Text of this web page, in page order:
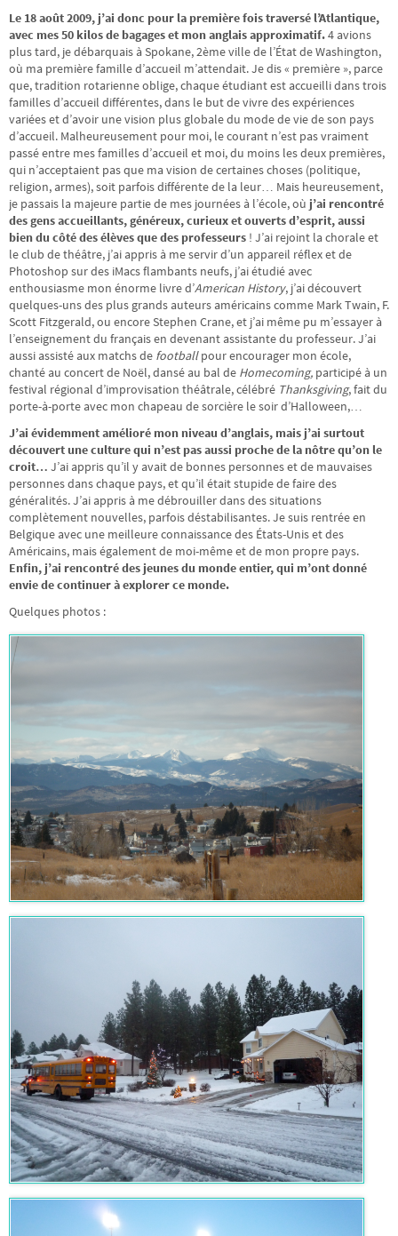
Le 18 août 2009, j’ai donc pour la première fois traversé l’Atlantique,
avec mes 50 kilos de bagages et mon anglais approximatif.4 avions
plus tard, je débarquais à Spokane, 2ème ville de l’État de Washington,
où ma première famille d’accueil m’attendait. Je dis « première », parce
que, tradition rotarienne oblige, chaque étudiant est accueilli dans trois
familles d’accueil différentes, dans le but de vivre des expériences
variées et d’avoir une vision plus globale du mode de vie de son pays
d’accueil. Malheureusement pour moi, le courant n’est pas vraiment
passé entre mes familles d’accueil et moi, du moins les deux premières,
qui n’acceptaient pas que ma vision de certaines choses (politique,
religion, armes), soit parfois différente de la leur… Mais heureusement,
je passais la majeure partie de mes journées à l’école, où j’ai rencontré
des gens accueillants, généreux, curieux et ouverts d’esprit, aussi
bien du côté des élèves que des professeurs ! J’ai rejoint la chorale et
le club de théâtre, j’ai appris à me servir d’un appareil réflex et de
Photoshop sur des iMacs flambants neufs, j’ai étudié avec
enthousiasme mon énorme livre d’American History, j’ai découvert
quelques-uns des plus grands auteurs américains comme Mark Twain, F.
Scott Fitzgerald, ou encore Stephen Crane, et j’ai même pu m’essayer à
l’enseignement du français en devenant assistante du professeur. J’ai
aussi assisté aux matchs de footballpour encourager mon école,
chanté au concert de Noël, dansé au bal de Homecoming, participé à un
festival régional d’improvisation théâtrale, célébré Thanksgiving, fait du
porte-à-porte avec mon chapeau de sorcière le soir d’Halloween,…
J’ai évidemment amélioré mon niveau d’anglais, mais j’ai surtout
découvert une culture qui n’est pas aussi proche de la nôtre qu’on le
croit… J’ai appris qu’il y avait de bonnes personnes et de mauvaises
personnes dans chaque pays, et qu’il était stupide de faire des
généralités. J’ai appris à me débrouiller dans des situations
complètement nouvelles, parfois déstabilisantes. Je suis rentrée en
Belgique avec une meilleure connaissance des États-Unis et des
Américains, mais également de moi-même et de mon propre pays.
Enfin, j’ai rencontré des jeunes du monde entier, qui m’ont donné
envie de continuer à explorer ce monde.
Quelques photos :